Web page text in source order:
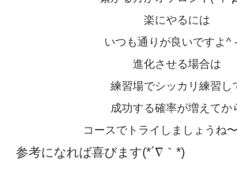
楽にやるには
いつも通りが良いですよ^
進化させる場合は
練習場でシッカリ練習し
成功する確率が増えてか
コースでトライしましょうね
参考になれば喜びます(*´∇｀*)